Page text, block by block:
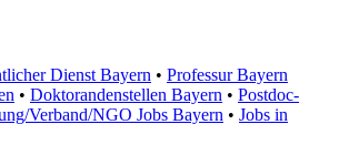
Dienst Bayern • Professur Bayern
• Doktorandenstellen Bayern • Postdoc-
Verband/NGO Jobs Bayern • Jobs in